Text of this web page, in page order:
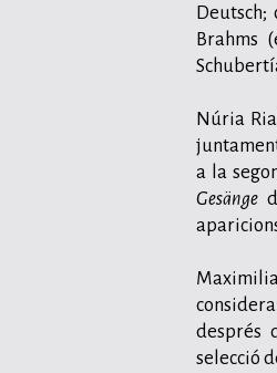
Brahms
Núria
a la
Gesänge
després
selecció